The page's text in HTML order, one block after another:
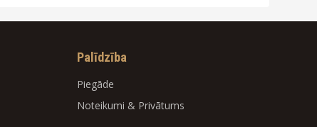
Palīdzība
Piegāde
Noteikumi & Privātums